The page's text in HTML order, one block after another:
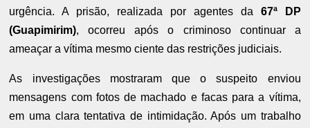
urgência. A prisão, realizada por agentes da 67ª DP
(Guapimirim), ocorreu após o criminoso continuar a
ameaçar a vítima mesmo ciente das restrições judiciais.
As investigações mostraram que o suspeito enviou
mensagens com fotos de machado e facas para a vítima,
em uma clara tentativa de intimidação. Após um trabalho